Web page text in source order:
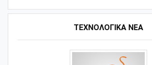
ΤΕΧΝΟΛΟΓΙΚΑ ΝΕΑ